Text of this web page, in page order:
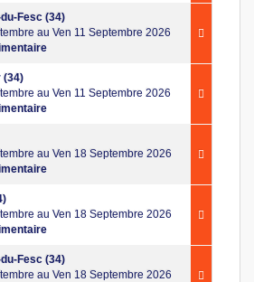
Fesc (34)
au Ven 11 Septembre 2026
(34)
au Ven 11 Septembre 2026
au Ven 18 Septembre 2026
au Ven 18 Septembre 2026
Fesc (34)
au Ven 18 Septembre 2026